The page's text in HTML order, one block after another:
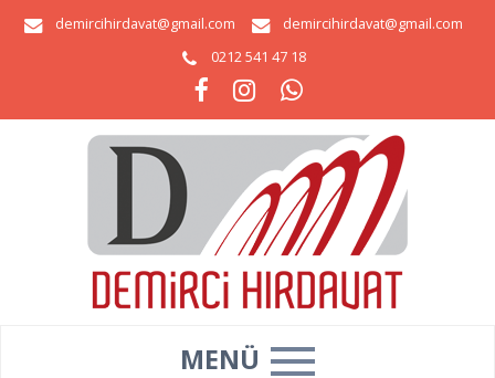
demircihirdavat@gmail.com
demircihirdavat@gmail.com
0212 541 47 18
MENÜ